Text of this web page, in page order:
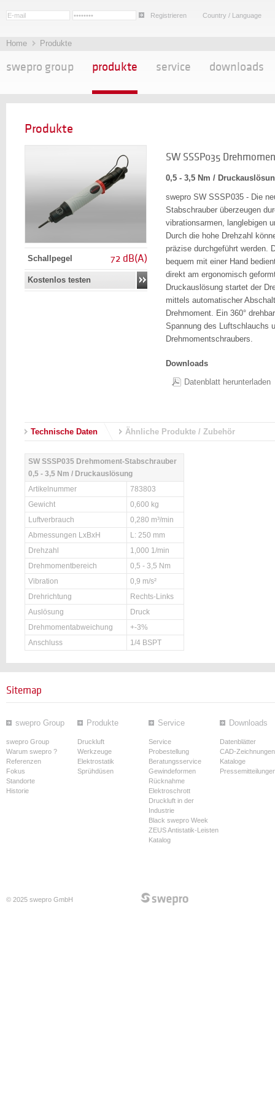
Registrieren Country / Language
Home Produkte
swepro group produkte service downloads
Produkte
Schallpegel 72 dB(A)
Kostenlos testen
SW SSSP035
0,5 - 3,5 Nm /
swepro SW SSSP035 - Die
Stabschrauber überzeugen
vibrationsarmen, langlebigen
Durch die hohe Drehzahl
präzise durchgeführt werden.
bequem mit einer Hand
direkt am ergonomisch
Druckauslösung startet der
mittels automatischer
Drehmoment. Ein 360°
Spannung des Luftschlauchs
Drehmomentschraubers.
Downloads
Datenblatt herunterladen
Technische Daten Ähnliche Produkte / Zubehör
SW SSSP035 Drehmoment-Stabschrauber
0,5 - 3,5 Nm / Druckauslösung
Artikelnummer
783803
Gewicht
0,600 kg
Luftverbrauch
0,280 m³/min
Abmessungen LxBxH
L: 250 mm
Drehzahl
1,000 1/min
Drehmomentbereich
0,5 - 3,5 Nm
Vibration
0,9 m/s²
Drehrichtung
Rechts-Links
Auslösung
Druck
Drehmomentabweichung
+-3%
Anschluss
1/4 BSPT
Sitemap
swepro Group
swepro Group
Warum swepro ?
Referenzen
Fokus
Standorte
Historie
Produkte
Druckluft
Werkzeuge
Elektrostatik
Sprühdüsen
Service
Service
Probestellung
Beratungsservice
Gewindeformen
Rücknahme
Elektroschrott
Druckluft in der
Industrie
Black swepro Week
ZEUS Antistatik-Leisten
Katalog
Downloads
Datenblätter
CAD-Zeichnungen
Kataloge
© 2025 swepro GmbH